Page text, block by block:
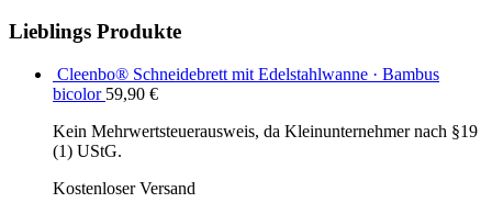
Lieblings Produkte
Cleenbo® Schneidebrett mit Edelstahlwanne · Bambus
bicolor 59,90 €
Kein Mehrwertsteuerausweis, da Kleinunternehmer nach §19
(1) UStG.
Kostenloser Versand